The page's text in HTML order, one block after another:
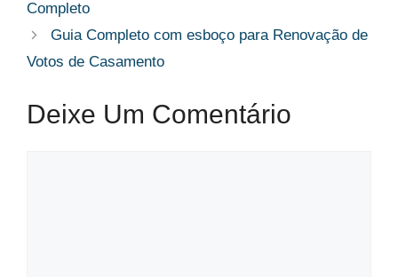
Completo
Guia Completo com esboço para Renovação de
Votos de Casamento
Deixe Um Comentário